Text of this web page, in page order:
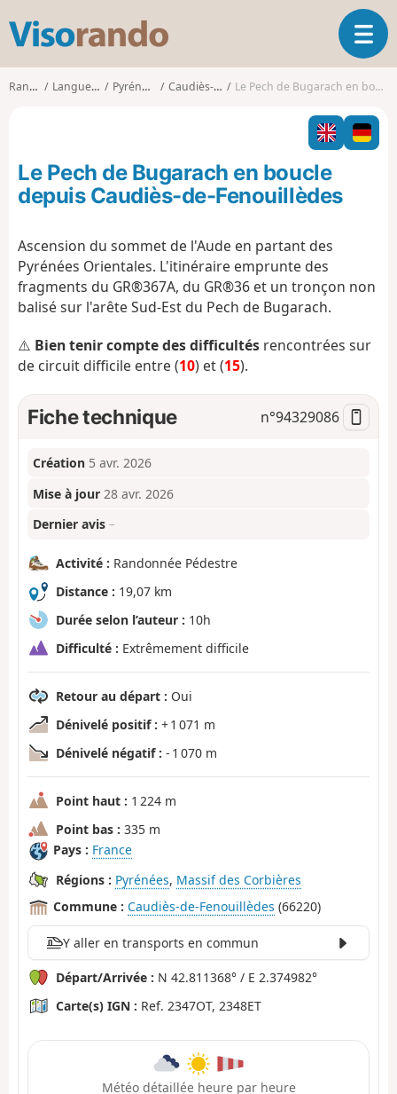
s
o
o
O
u
v
i
r
l
a
o
Randonnées Languedoc-Roussillon Pyrénées-Orientales Caudiès-de-Fenouillèdes Le Pech de Bugarach en boucle depuis Caudiès-de-Fenouillèdes
Le Pech de Bugarach en boucle
depuis Caudiès-de-Fenouillèdes
Ascension du sommet de l'Aude en partant des
Pyrénées Orientales. L'itinéraire emprunte des
fragments du GR®367A, du GR®36 et un tronçon non
balisé sur l'arête Sud-Est du Pech de Bugarach.
⚠️ Bien tenir compte des difficultés rencontrées sur
de circuit difficile entre (10) et (15).
Fiche technique n°94329086
Création 5 avr. 2026
Mise à jour 28 avr. 2026
Dernier avis –
Activité : Randonnée Pédestre
Distance : 19,07 km
Durée selon l’auteur : 10h
Difficulté : Extrêmement difficile
Retour au départ : Oui
Dénivelé positif : + 1 071 m
Dénivelé négatif : - 1 070 m
Point haut : 1 224 m
Point bas : 335 m
Pays : France
Régions : Pyrénées, Massif des Corbières
Commune : Caudiès-de-Fenouillèdes (66220)
Y aller en transports en commun
Départ/Arrivée : N 42.811368° / E 2.374982°
Carte(s) IGN : Ref. 2347OT, 2348ET
Météo détaillée heure par heure